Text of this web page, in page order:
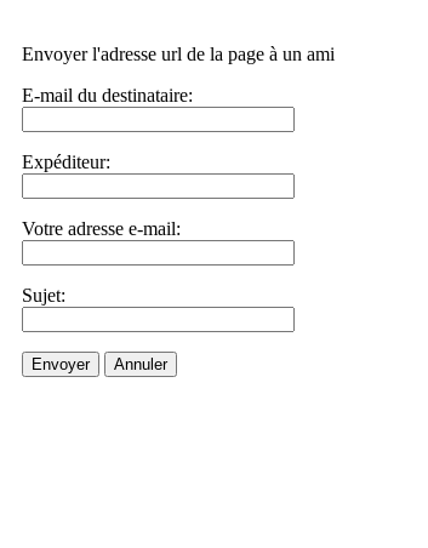
Envoyer l'adresse url de la page à un ami
E-mail du destinataire:
Expéditeur:
Votre adresse e-mail:
Sujet:
Envoyer Annuler